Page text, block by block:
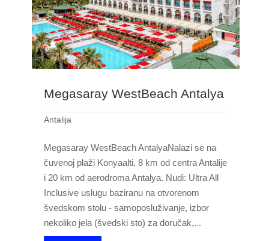
Megasaray WestBeach Antalya
Antalija
Megasaray WestBeach AntalyaNalazi se na
čuvenoj plaži Konyaalti, 8 km od centra Antalije
i 20 km od aerodroma Antalya. Nudi: Ultra All
Inclusive uslugu baziranu na otvorenom
švedskom stolu - samoposluživanje, izbor
nekoliko jela (švedski sto) za doručak,...